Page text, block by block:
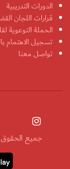
الدورات التدريبية
قرارات اللجان
الحملة التوعوية
تسجيل الاهتمام
تواصل معنا
جميع الحقوق